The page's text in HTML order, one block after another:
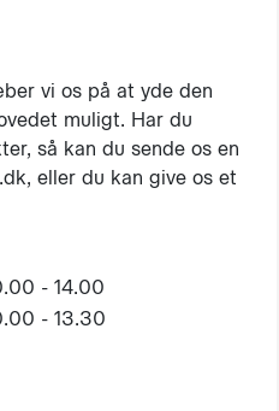
vi os på at yde den
muligt. Har du
så kan du sende os en
eller du kan give os et
- 14.00
- 13.30